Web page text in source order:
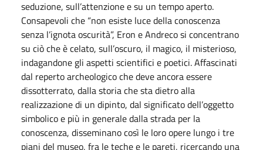
seduzione, sull’attenzione e su un tempo aperto.
Consapevoli che “non esiste luce della conoscenza
senza l’ignota oscurità”, Eron e Andreco si concentrano
su ciò che è celato, sull’oscuro, il magico, il misterioso,
indagandone gli aspetti scientifici e poetici. Affascinati
dal reperto archeologico che deve ancora essere
dissotterrato, dalla storia che sta dietro alla
realizzazione di un dipinto, dal significato dell’oggetto
simbolico e più in generale dalla strada per la
conoscenza, disseminano così le loro opere lungo i tre
piani del museo, fra le teche e le pareti, ricercando una